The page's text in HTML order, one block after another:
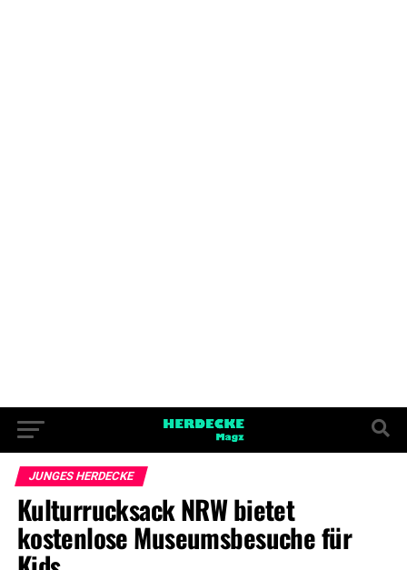
JUNGES HERDECKE
Kulturrucksack NRW bietet
kostenlose Museumsbesuche für